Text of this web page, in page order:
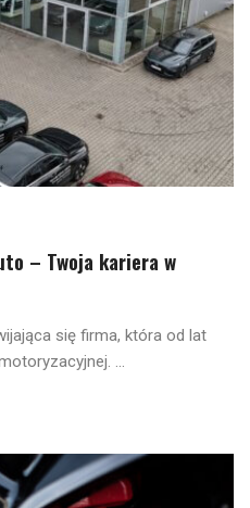
– Twoja kariera w
się firma, która od lat
...